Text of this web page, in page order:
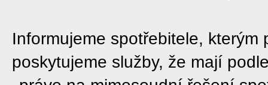
Informujeme spotřebitele, kterým
poskytujeme služby, že mají